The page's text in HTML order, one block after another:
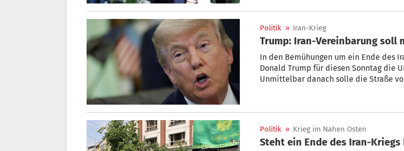
Politik » Iran-Krieg
Trump: Iran-Vereinbarung soll
In den Bemühungen um ein Ende des
Donald Trump für diesen Sonntag die
Unmittelbar danach solle die Straße
Politik » Krieg im Nahen Osten
Steht ein Ende des Iran-Kriegs